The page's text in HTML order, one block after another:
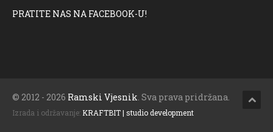
PRATITE NAS NA FACEBOOK-U!
© 2012 - 2026 Ramski Vjesnik. Sva prava pridržana.
Izrada i održavanje: KRAFTBIT | studio development